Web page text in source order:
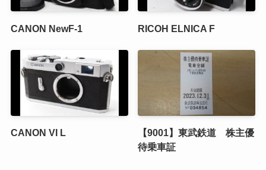
CANON NewF-1 RICOH ELNICA F
CANON VI L
【9001】東武鉄道 株主優
待乗車証